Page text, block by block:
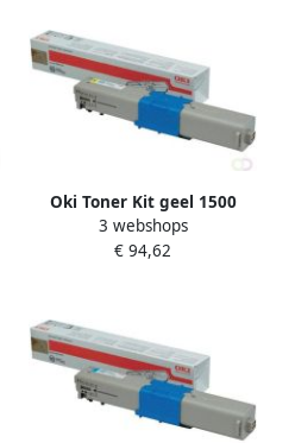
Oki Toner Kit geel 1500
pagina&apos;s 44973533
3 webshops
€ 94,62